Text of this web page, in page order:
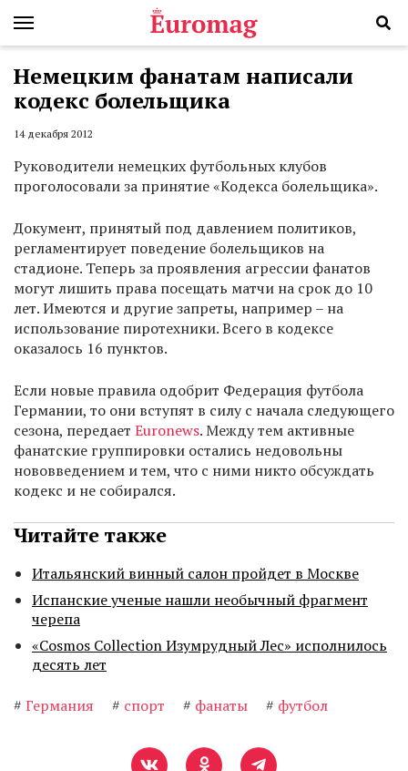
Немецким фанатам написали
кодекс болельщика
14 декабря 2012
Руководители немецких футбольных клубов
проголосовали за принятие «Кодекса болельщика».
Документ, принятый под давлением политиков,
регламентирует поведение болельщиков на
стадионе. Теперь за проявления агрессии фанатов
могут лишить права посещать матчи на срок до 10
лет. Имеются и другие запреты, например – на
использование пиротехники. Всего в кодексе
оказалось 16 пунктов.
Если новые правила одобрит Федерация футбола
Германии, то они вступят в силу с начала следующего
сезона, передает Euronews. Между тем активные
фанатские группировки остались недовольны
нововведением и тем, что с ними никто обсуждать
кодекс и не собирался.
Читайте также
Итальянский винный салон пройдет в Москве
Испанские ученые нашли необычный фрагмент
черепа
«Cosmos Collection Изумрудный Лес» исполнилось
десять лет
# Германия # спорт # фанаты # футбол